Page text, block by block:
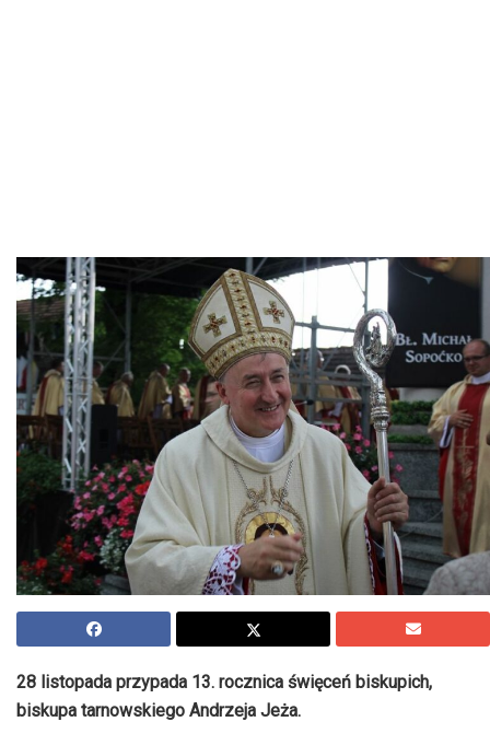
28 listopada przypada 13. rocznica święceń biskupich,
biskupa tarnowskiego Andrzeja Jeża.